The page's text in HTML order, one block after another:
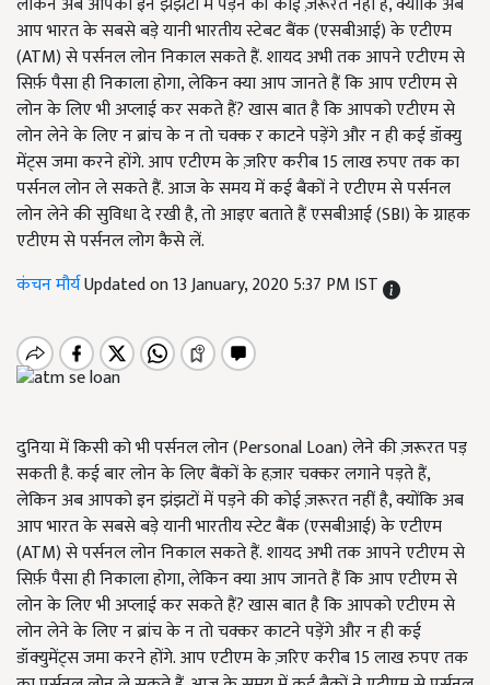
आप भारत के सबसे बड़े यानी भारतीय स्टेबट बैंक (एसबीआई) के एटीएम
(ATM) से पर्सनल लोन निकाल सकते हैं. शायद अभी तक आपने एटीएम से
सिर्फ़ पैसा ही निकाला होगा, लेकिन क्या आप जानते हैं कि आप एटीएम से
लोन के लिए भी अप्लाई कर सकते हैं? खास बात है कि आपको एटीएम से
लोन लेने के लिए न ब्रांच के न तो चक्क र काटने पड़ेंगे और न ही कई डॉक्यु
मेंट्स जमा करने होंगे. आप एटीएम के ज़रिए करीब 15 लाख रुपए तक का
पर्सनल लोन ले सकते हैं. आज के समय में कई बैकों ने एटीएम से पर्सनल
लोन लेने की सुविधा दे रखी है, तो आइए बताते हैं एसबीआई (SBI) के ग्राहक
एटीएम से पर्सनल लोग कैसे लें.
कंचन मौर्यUpdated on 13 January, 2020 5:37 PM IST
दुनिया में किसी को भी पर्सनल लोन (Personal Loan) लेने की ज़रूरत पड़
सकती है. कई बार लोन के लिए बैंकों के हज़ार चक्‍कर लगाने पड़ते हैं,
लेकिन अब आपको इन झंझटों में पड़ने की कोई ज़रूरत नहीं है, क्योंकि अब
आप भारत के सबसे बड़े यानी भारतीय स्‍टेट बैंक (एसबीआई) के एटीएम
(ATM) से पर्सनल लोन निकाल सकते हैं. शायद अभी तक आपने एटीएम से
सिर्फ़ पैसा ही निकाला होगा, लेकिन क्या आप जानते हैं कि आप एटीएम से
लोन के लिए भी अप्लाई कर सकते हैं? खास बात है कि आपको एटीएम से
लोन लेने के लिए न ब्रांच के न तो चक्‍कर काटने पड़ेंगे और न ही कई
डॉक्‍युमेंट्स जमा करने होंगे. आप एटीएम के ज़रिए करीब 15 लाख रुपए तक